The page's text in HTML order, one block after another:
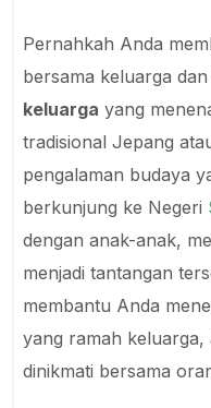
Pernahkah Anda
bersama keluarga
keluarga yang
tradisional Jepang
pengalaman budaya
berkunjung ke Negeri
dengan anak-anak,
menjadi tantangan
membantu Anda
yang ramah
dinikmati bersama